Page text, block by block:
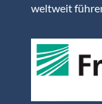
weltweit